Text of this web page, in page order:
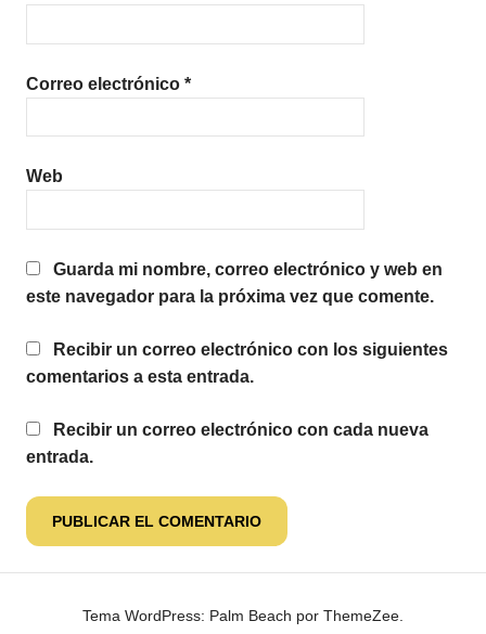
Correo electrónico *
Web
Guarda mi nombre, correo electrónico y web en
este navegador para la próxima vez que comente.
Recibir un correo electrónico con los siguientes
comentarios a esta entrada.
Recibir un correo electrónico con cada nueva
entrada.
Tema WordPress: Palm Beach por ThemeZee.